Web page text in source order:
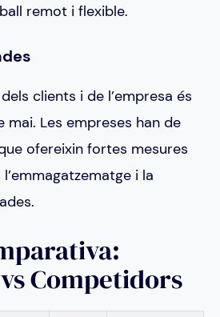
remot i flexible.
clients i de l’empresa és
Les empreses han de
ofereixin fortes mesures
i la
Competidors